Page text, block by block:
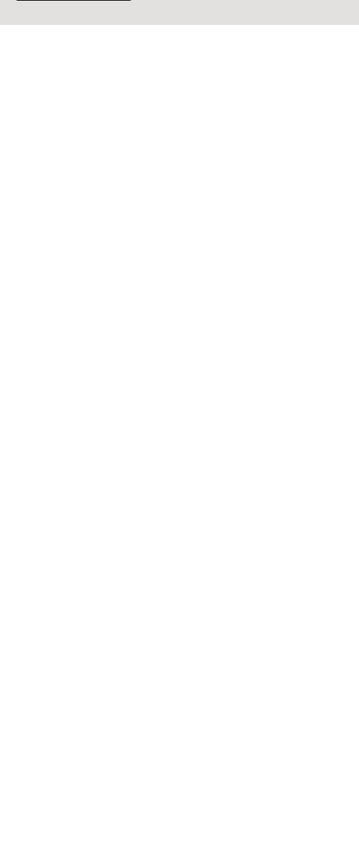
T/m 1 november van 11:00 tot 17:00